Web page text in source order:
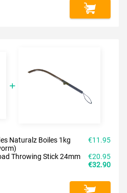
Naturalz Boiles 1kg
€11.95
Throwing Stick 24mm
€20.95
€32.90